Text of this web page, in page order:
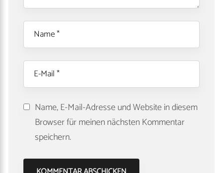
Name, E-Mail-Adresse und Website in diesem
Browser für meinen nächsten Kommentar
speichern.